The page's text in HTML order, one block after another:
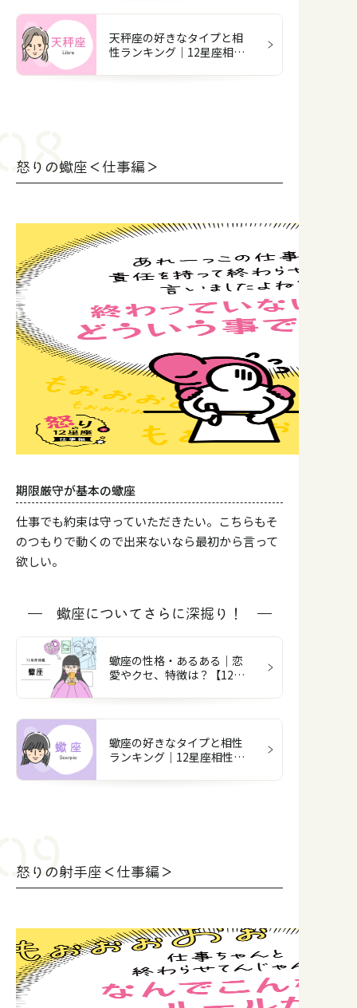
天秤座の好きなタイプと相
性ランキング｜12星座相性
怒りの蠍座＜仕事編＞
期限厳守が基本の蠍座
仕事でも約束は守っていただきたい。こちらもそ
のつもりで動くので出来ないなら最初から言って
欲しい。
蠍座についてさらに深掘り！
蠍座の性格・あるある｜恋
愛やクセ、特徴は？【12星
蠍座の好きなタイプと相性
ランキング｜12星座相性占
怒りの射手座＜仕事編＞